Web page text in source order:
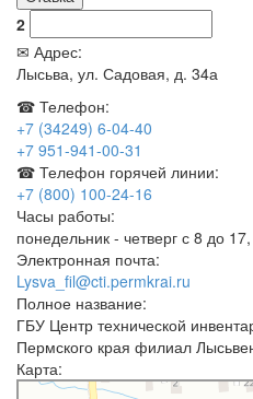
2
✉ Адрес:
Лысьва, ул. Садовая, д. 34а
☎ Телефон:
+7 (34249) 6-04-40
+7 951-941-00-31
☎ Телефон горячей линии:
+7 (800) 100-24-16
Часы работы:
понедельник - четверг с 8 до
Электронная почта:
Lysva_fil@cti.permkrai.ru
Полное название:
ГБУ Центр технической
Пермского края филиал
Карта:
БТИ